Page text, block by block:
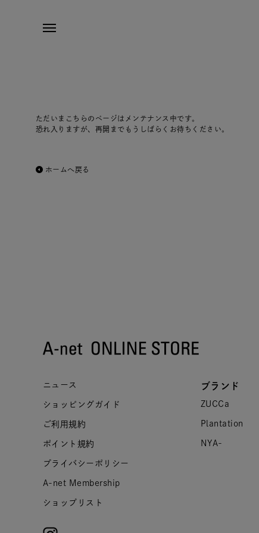
ただいまこちらのページはメンテナンス中です。
恐れ入りますが、再開までもうしばらくお待ちください。
ホームへ戻る
ニュース
ショッピングガイド
ご利用規約
ポイント規約
プライバシーポリシー
A-net Membership
ショップリスト
ブランド
ZUCCa
Plantation
NYA-